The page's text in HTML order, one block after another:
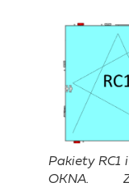
Pakiety RC1
OKNA.